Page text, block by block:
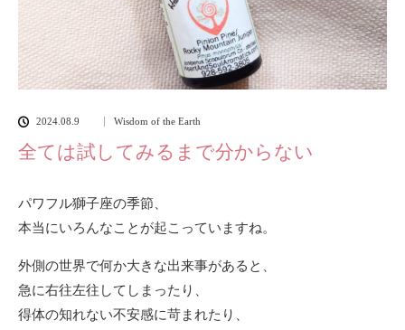
2024.08.9 Wisdom of the Earth
全ては試してみるまで分からない
パワフル獅子座の季節、
本当にいろんなことが起こっていますね。
外側の世界で何か大きな出来事があると、
急に右往左往してしまったり、
得体の知れない不安感に苛まれたり、